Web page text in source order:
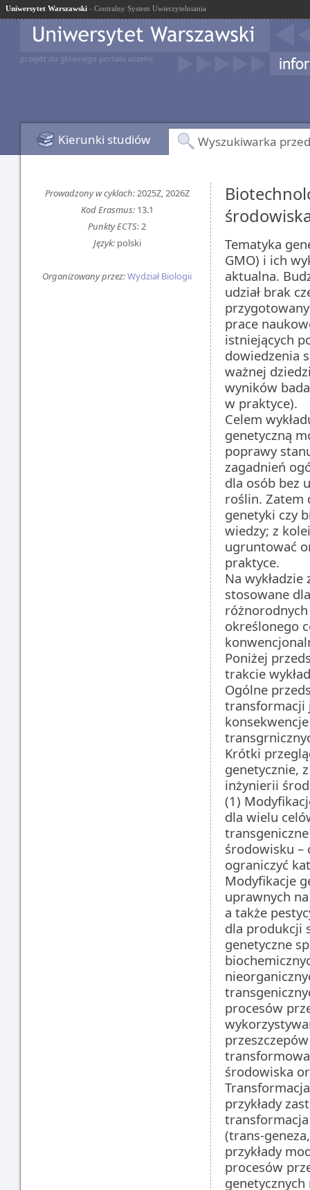
Uniwersytet Warszawski - Centralny System Uwierzytelniania
przejdź do głównego portalu uczelni
Kierunki studiów Wyszukiwarka
Prowadzony w cyklach:2025Z, 2026Z
Kod Erasmus:13.1
Punkty ECTS:2
Język:polski
Organizowany przez:Wydział Biologii
Tematyka
GMO) i ich
aktualna.
udział brak
prace
istniejących
dowiedzenia
ważnej
wyników
w praktyce).
Celem
genetyczną
poprawy
zagadnień
dla osób bez
roślin. Zatem
genetyki czy
wiedzy; z
ugruntować
praktyce.
Na
stosowane
określonego
Poniżej
trakcie
Ogólne
transformacji
Krótki
genetycznie,
inżynierii
(1)
dla wielu
środowisku –
ograniczyć
Modyfikacje
uprawnych
a także
dla produkcji
genetyczne
procesów
środowiska
przykłady
(trans-
przykłady
procesów